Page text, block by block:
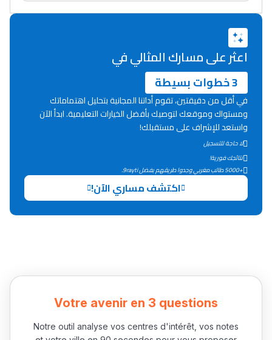
دليل المهن
ما يزيد عن 149 مهنة
دليل التوجيه
التوجيه بالثانوي و الإعدادي
Ki Derti Liha
باش تقدر تساعد الناس
اعثر على مسارك المثالي في
3 خطوات بسيطة
في أقل من دقيقتين، تقوم أداتنا المجانية بتحليل اهتماماتك
ومستواك وموقعك لتوصيك بأفضل الخيارات التعليمية. ابدأ الآن
واستعد للإشراف على مستقبلك!
لا حاجة للتسجيل
نتائجك فورية!
+5000 طالب مغربي وجدوا طريقهم بفضل 9rayti.
اكتشف مساري الآن!
Votre avenir en 3 questions
Notre outil analyse vos centres d'intérêt, vos notes